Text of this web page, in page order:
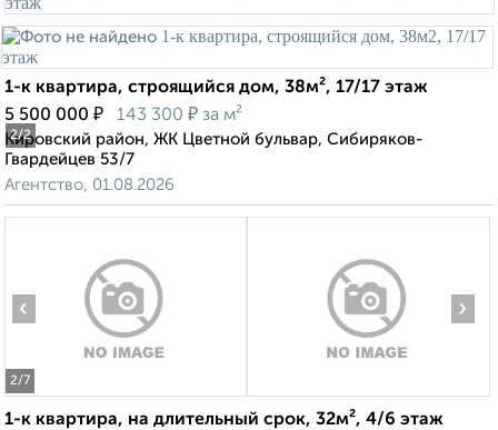
2/2
1-к квартира, строящийся дом, 38м², 17/17 этаж
5 500 000 ₽ 143 300 ₽ за м²
Кировский район, ЖК Цветной бульвар, Сибиряков-
Гвардейцев 53/7
Агентство, 01.08.2026
2/7
‹ ›
1-к квартира, на длительный срок, 32м², 4/6 этаж